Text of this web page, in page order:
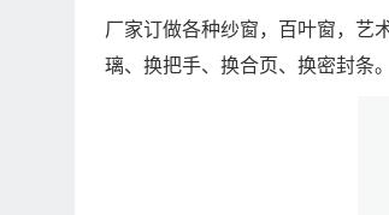
厂家订做各种纱窗，百叶窗，艺
璃、换把手、换合页、换密封条。